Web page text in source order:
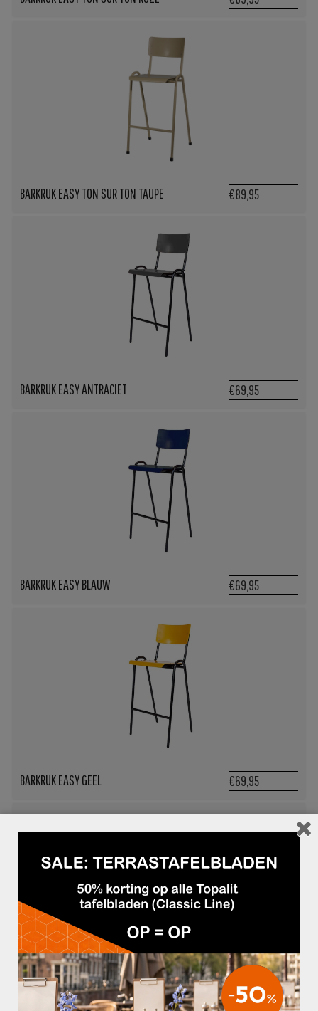
BARKRUK EASY TON SUR TON TAUPE €89,95
BARKRUK EASY ANTRACIET €69,95
BARKRUK EASY BLAUW €69,95
BARKRUK EASY GEEL €69,95
BARKRUK EASY GROEN €69,95